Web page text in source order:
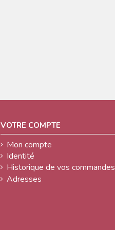
VOTRE COMPTE
Mon compte
Identité
Historique de vos commandes
Adresses